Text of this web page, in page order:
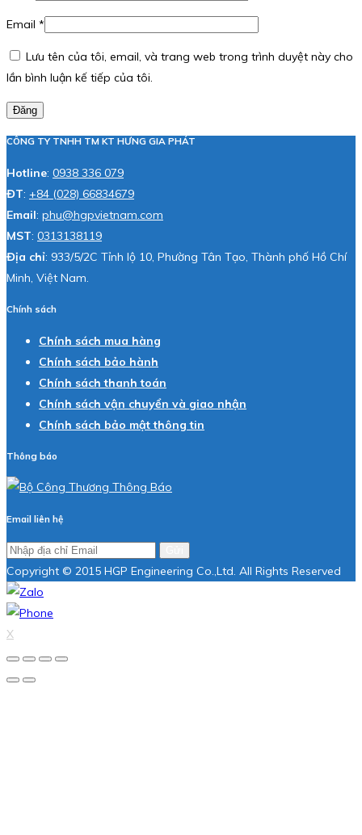
Email *
Lưu tên của tôi, email, và trang web trong trình duyệt này cho
lần bình luận kế tiếp của tôi.
Đăng
CÔNG TY TNHH TM KT HƯNG GIA PHÁT
Hotline: 0938 336 079
ĐT: +84 (028) 66834679
Email: phu@hgpvietnam.com
MST: 0313138119
Địa chỉ: 933/5/2C Tỉnh lộ 10, Phường Tân Tạo, Thành phố Hồ Chí
Minh, Việt Nam.
Chính sách
Chính sách mua hàng
Chính sách bảo hành
Chính sách thanh toán
Chính sách vận chuyển và giao nhận
Chính sách bảo mật thông tin
Thông báo
Email liên hệ
Copyright © 2015 HGP Engineering Co.,Ltd. All Rights Reserved
X